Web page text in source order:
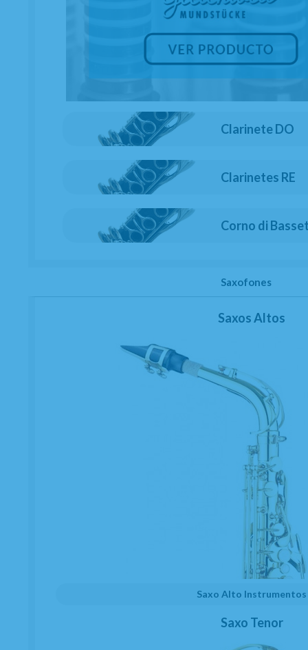
Clarinete DO
Clarinetes RE
Corno di
Saxofones
Saxos Altos
Saxo Alto Instrumentos
Saxo Tenor